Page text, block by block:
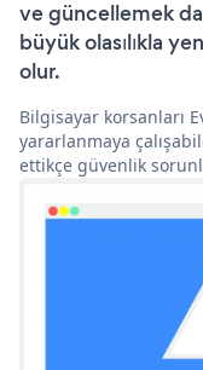
ve güncellemek
büyük olasılıkla
olur.
Bilgisayar korsanları
yararlanmaya
ettikçe güvenlik